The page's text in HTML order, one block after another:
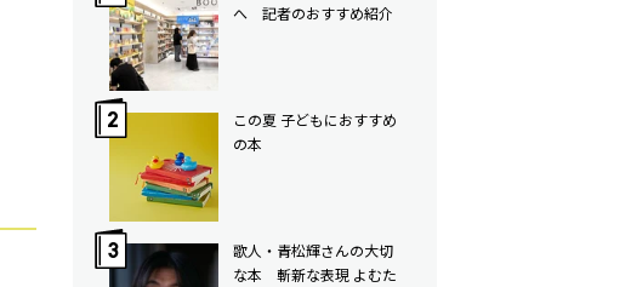
へ 記者のおすすめ紹介
この夏 子どもにおすすめ
の本
歌人・青松輝さんの大切
な本 斬新な表現 よむた